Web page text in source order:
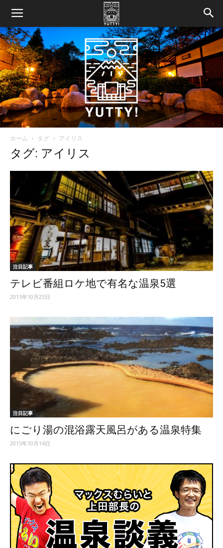
【ユ
ッ
テ
ィ】
ホーム タグ アイリス
タグ: アイリス
注目記事
テレビ番組ロケ地で有名な温泉5選
2015年10月23日
注目記事
にごり湯の混浴露天風呂がある温泉特集
2015年10月14日